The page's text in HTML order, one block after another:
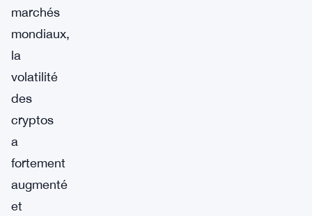
marchés
mondiaux,
la
volatilité
des
cryptos
a
fortement
augmenté
et